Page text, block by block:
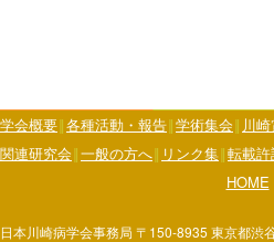
学会概要 各種活動・報告 学術集会 川
関連研究会 一般の方へ リンク集 転載
HOME
日本川崎病学会事務局 〒150-8935 東京都渋